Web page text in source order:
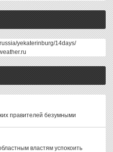
yekaterinburg/14days/
правителей безумными
властям успокоить